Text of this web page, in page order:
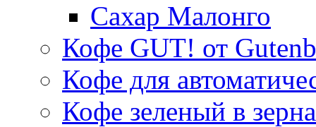
Сахар Малонго
Кофе GUT! от
Кофе для
Кофе зеленый в